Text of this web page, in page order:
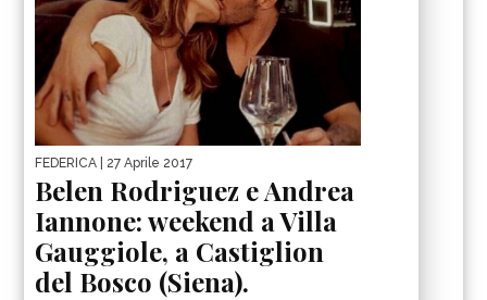
FEDERICA | 27 Aprile 2017
Belen Rodriguez e Andrea
Iannone: weekend a Villa
Gauggiole, a Castiglion
del Bosco (Siena).